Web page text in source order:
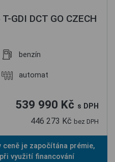
GDI DCT GO CZECH
benzín
automat
539 990 Kč s DPH
446 273 Kč bez DPH
ceně je započítána prémie,
využití financování